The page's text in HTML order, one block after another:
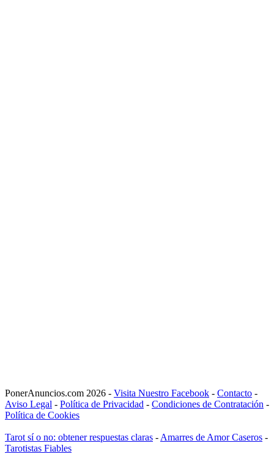
PonerAnuncios.com 2026 - Visita Nuestro Facebook - Contacto -
Aviso Legal - Política de Privacidad - Condiciones de Contratación -
Política de Cookies
Tarot sí o no: obtener respuestas claras - Amarres de Amor Caseros -
Tarotistas Fiables